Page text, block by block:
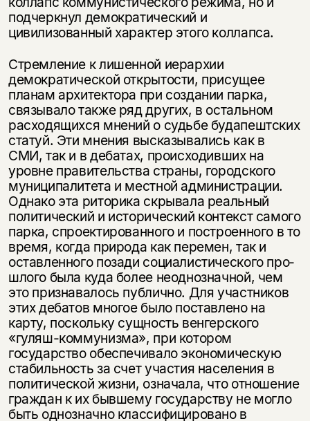
под­черкнул демократический и
цивилизованный характер этого коллапса.
Стремление к лишенной иерархии
демократической открытости, прису­щее
планам архитектора при создании парка,
связывало также ряд других, в остальном
расходящихся мнений о судьбе будапештских
статуй. Эти мне­ния высказывались как в
СМИ, так и в дебатах, происходивших на
уровне правительства страны, городского
муниципалитета и местной администра­ции.
Однако эта риторика скрывала реальный
политический и исторический контекст самого
парка, спроектированного и построенного в то
время, когда природа как перемен, так и
оставленного позади социалистического про­
шлого была куда более неоднозначной, чем
это признавалось публично. Для участников
этих дебатов многое было поставлено на
карту, поскольку сущ­ность венгерского
«гуляш-коммунизма», при котором
государство обеспечи­вало экономическую
стабильность за счет участия населения в
политической жизни, означала, что отношение
граждан к их бывшему государству не могло
быть однозначно классифицировано в